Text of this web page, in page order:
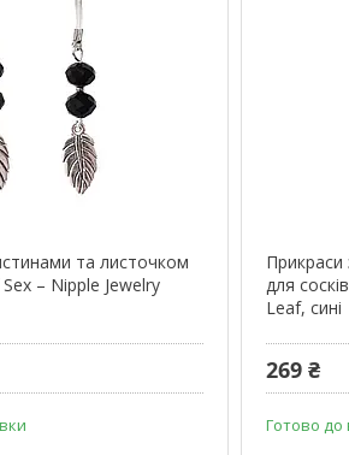
та листочком
– Nipple Jewelry
для
Leaf, сині
269 ₴
Готово до